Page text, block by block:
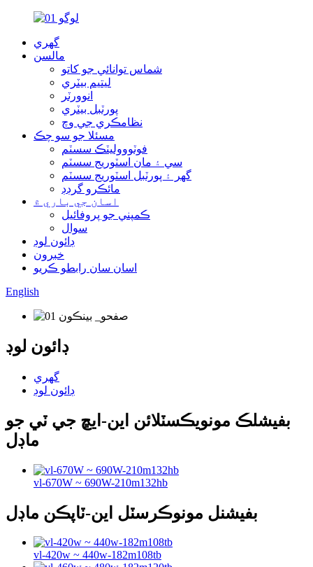
گهري
مالسن
شماس توانائي جو کاتو
ليتيم بيٽري
انوورٽر
پورٽبل بيٽري
نظامڪري جي وچ
مسئلا جو سو چڪ
فوٽوووليٽڪ سسٽم
سي ۽ مان اسٽوريج سسٽم
گهر ۽ پورٽبل اسٽوريج سسٽم
مائڪرو گرڊڊ
اسان جي باري ۾
ڪمپني جو پروفائيل
سوال
ڊائون لوڊ
خبرون
اسان سان رابطو ڪريو
English
ڊائون لوڊ
گهري
ڊائون لوڊ
بفيشلڪ مونويڪسٽلائن اين-ايڇ جي ٽي جو
ماڊل
vl-670W ~ 690W-210m132hb
بفيشنل مونوڪرسٽل اين-ٽاپڪن ماڊل
vl-420w ~ 440w-182m108tb